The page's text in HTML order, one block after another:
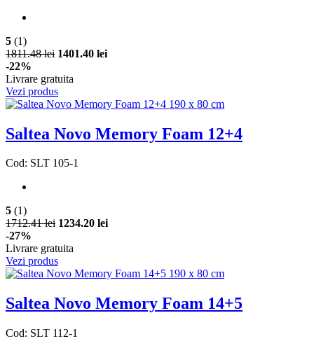
5 (1)
1811.48 lei 1401.40 lei
-22%
Livrare gratuita
Vezi produs
Saltea Novo Memory Foam 12+4
Cod: SLT 105-1
5 (1)
1712.41 lei 1234.20 lei
-27%
Livrare gratuita
Vezi produs
Saltea Novo Memory Foam 14+5
Cod: SLT 112-1